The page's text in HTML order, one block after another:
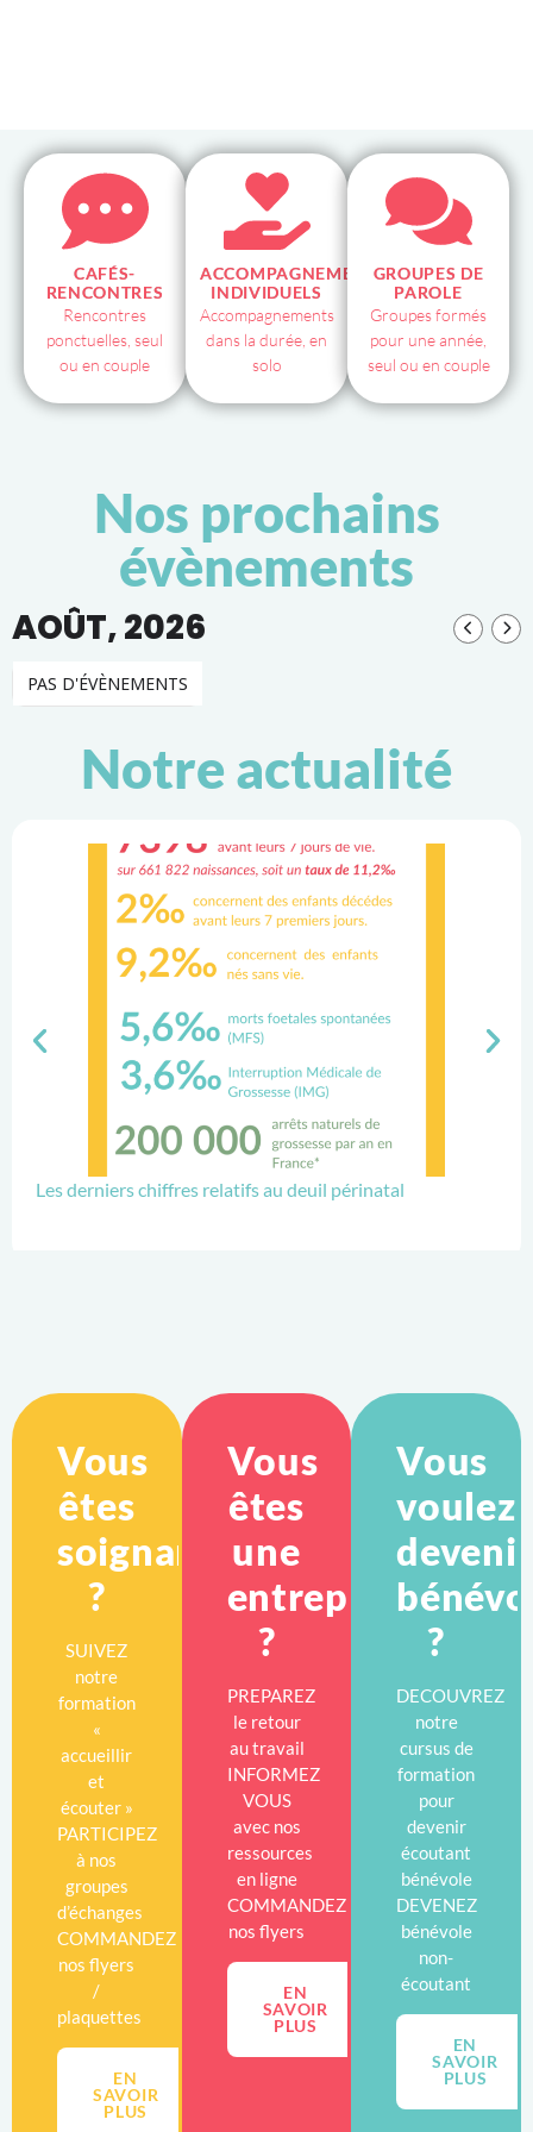
CAFÉS-
RENCONTRES
Rencontres
ponctuelles, seul
ou en couple
ACCOMPAGNEMENTS
INDIVIDUELS
Accompagnements
dans la durée, en
solo
GROUPES DE
PAROLE
Groupes formés
pour une année,
seul ou en couple
Nos prochains
évènements
AOÛT, 2026
PAS D'ÉVÈNEMENTS
Notre actualité
Les derniers chiffres relatifs au deuil périnatal
Vous
êtes
soignant
?
SUIVEZ
notre
formation
«
accueillir
et
écouter »
PARTICIPEZ
à nos
groupes
d’échanges
COMMANDEZ
nos flyers
/
plaquettes
EN
SAVOIR
PLUS
Vous
êtes
une
entreprise
?
PREPAREZ
le retour
au travail
INFORMEZ
VOUS
avec nos
ressources
en ligne
COMMANDEZ
nos flyers
EN
SAVOIR
PLUS
Vous
voulez
devenir
?
DECOUVREZ
notre
cursus de
formation
pour
devenir
écoutant
bénévole
DEVENEZ
bénévole
non-
écoutant
EN
SAVOIR
PLUS